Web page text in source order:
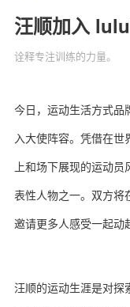
汪顺加入
诠释专注训练的力量。
今日，运动生活方式品
入大使阵容。凭借在
上和场下展现的运动
表性人物之一。双方将
邀请更多人感受一起动
汪顺的运动生涯是对探